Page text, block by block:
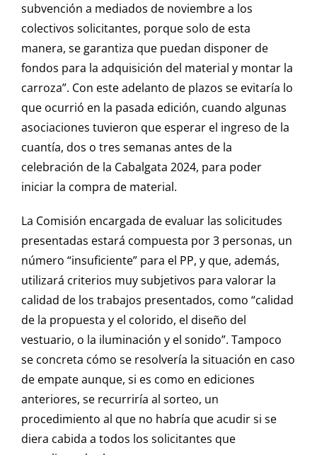
subvención a mediados de noviembre a los
colectivos solicitantes, porque solo de esta
manera, se garantiza que puedan disponer de
fondos para la adquisición del material y montar la
carroza”. Con este adelanto de plazos se evitaría lo
que ocurrió en la pasada edición, cuando algunas
asociaciones tuvieron que esperar el ingreso de la
cuantía, dos o tres semanas antes de la
celebración de la Cabalgata 2024, para poder
iniciar la compra de material.
La Comisión encargada de evaluar las solicitudes
presentadas estará compuesta por 3 personas, un
número “insuficiente” para el PP, y que, además,
utilizará criterios muy subjetivos para valorar la
calidad de los trabajos presentados, como “calidad
de la propuesta y el colorido, el diseño del
vestuario, o la iluminación y el sonido”. Tampoco
se concreta cómo se resolvería la situación en caso
de empate aunque, si es como en ediciones
anteriores, se recurriría al sorteo, un
procedimiento al que no habría que acudir si se
diera cabida a todos los solicitantes que